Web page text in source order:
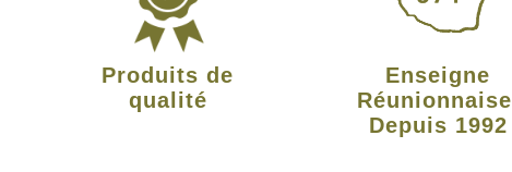
Produits de
qualité
Enseigne
Réunionnaise
Depuis 1992